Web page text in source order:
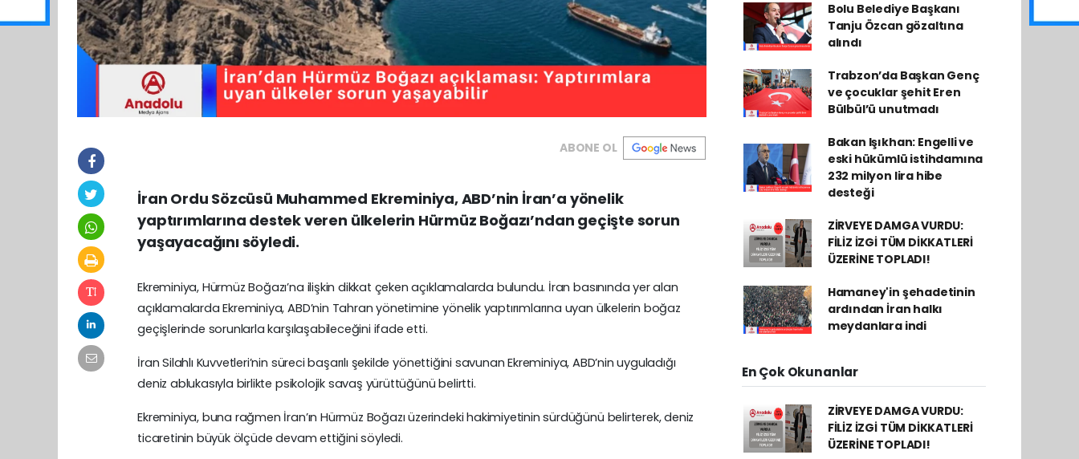
ABONE OL
İran Ordu Sözcüsü Muhammed Ekreminiya, ABD’nin İran’a yönelik
yaptırımlarına destek veren ülkelerin Hürmüz Boğazı’ndan geçişte sorun
yaşayacağını söyledi.
Ekreminiya, Hürmüz Boğazı’na ilişkin dikkat çeken açıklamalarda bulundu. İran basınında yer alan
açıklamalarda Ekreminiya, ABD’nin Tahran yönetimine yönelik yaptırımlarına uyan ülkelerin boğaz
geçişlerinde sorunlarla karşılaşabileceğini ifade etti.
İran Silahlı Kuvvetleri’nin süreci başarılı şekilde yönettiğini savunan Ekreminiya, ABD’nin uyguladığı
deniz ablukasıyla birlikte psikolojik savaş yürüttüğünü belirtti.
Ekreminiya, buna rağmen İran’ın Hürmüz Boğazı üzerindeki hakimiyetinin sürdüğünü belirterek, deniz
ticaretinin büyük ölçüde devam ettiğini söyledi.
Bolu Belediye Başkanı
Tanju Özcan gözaltına
alındı
Trabzon’da Başkan Genç
ve çocuklar şehit Eren
Bülbül’ü unutmadı
Bakan Işıkhan: Engelli ve
eski hükümlü istihdamına
232 milyon lira hibe
desteği
ZİRVEYE DAMGA VURDU:
FİLİZ İZGİ TÜM DİKKATLERİ
ÜZERİNE TOPLADI!
Hamaney'in şehadetinin
ardından İran halkı
meydanlara indi
En Çok Okunanlar
ZİRVEYE DAMGA VURDU:
FİLİZ İZGİ TÜM DİKKATLERİ
ÜZERİNE TOPLADI!